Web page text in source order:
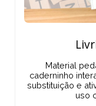
Material
caderninho
substituição e
uso